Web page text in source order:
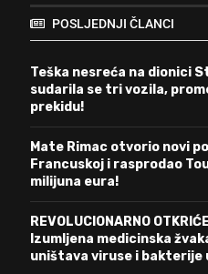
POSLJEDNJI ČLANCI
Teška nesreća na dionici
sudarila se tri vozila,
prekidu!
Mate Rimac otvorio novi
Francuskoj i rasprodao
milijuna eura!
REVOLUCIONARNO
Izumljena medicinska
uništava viruse i bakterije